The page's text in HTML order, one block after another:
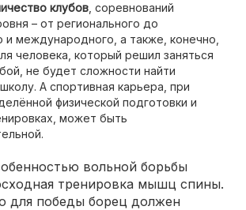
клубов , соревнований
– от регионального до
и международного, а также, конечно,
человека, который решил заняться
не будет сложности найти
А спортивная карьера, при
физической подготовки и
может быть
вольной борьбы
тренировка мышц спины.
для победы борец должен